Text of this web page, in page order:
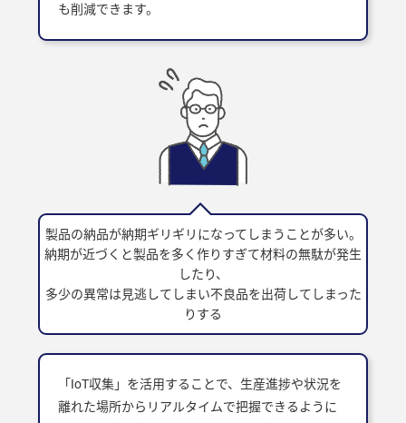
も削減できます。
製品の納品が納期ギリギリになってしまうことが多い。
納期が近づくと製品を多く作りすぎて材料の無駄が発生
したり、
多少の異常は見逃してしまい不良品を出荷してしまった
りする
「IoT収集」を活用することで、生産進捗や状況を
離れた場所からリアルタイムで把握できるように